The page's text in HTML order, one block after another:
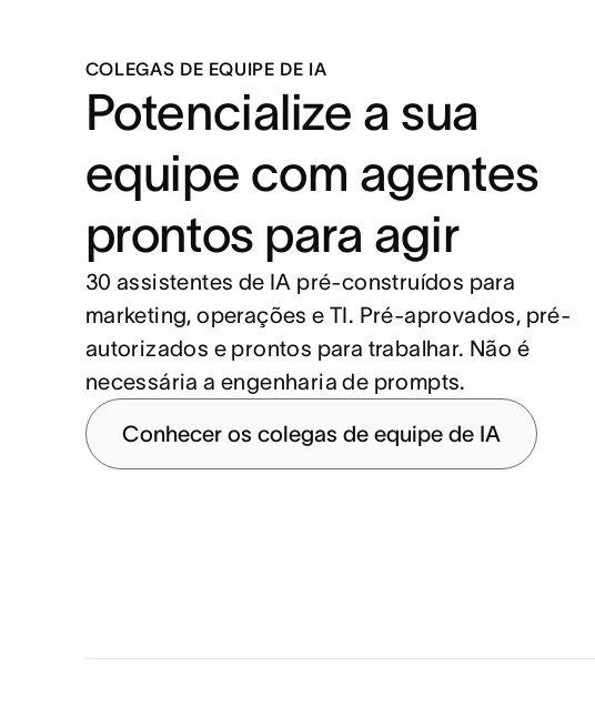
COLEGAS DE EQUIPE DE IA
Potencialize a sua
equipe com agentes
prontos para agir
30 assistentes de IA pré-construídos para
marketing, operações e TI. Pré-aprovados, pré-
autorizados e prontos para trabalhar. Não é
necessária a engenharia de prompts.
Conhecer os colegas de equipe de IA